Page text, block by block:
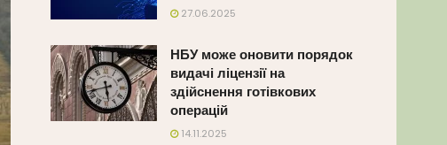
27.06.2025
НБУ може оновити порядок
видачі ліцензії на
здійснення готівкових
операцій
14.11.2025